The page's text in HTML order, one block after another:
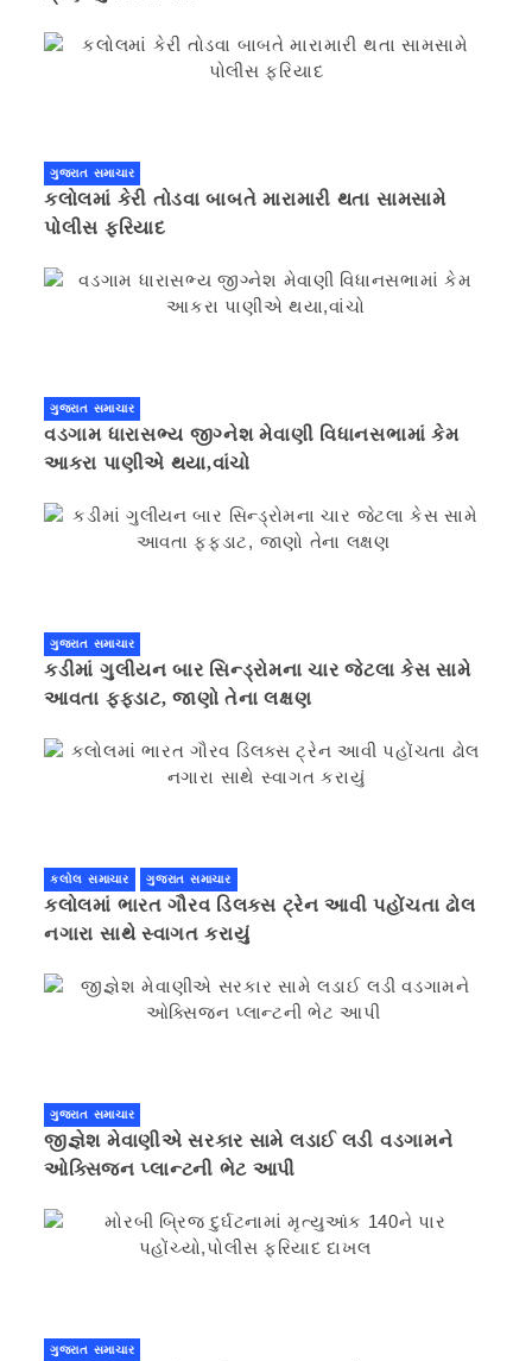
ગુજરાત સમાચાર
કલોલમાં કેરી તોડવા બાબતે મારામારી થતા સામસામે
પોલીસ ફરિયાદ
ગુજરાત સમાચાર
વડગામ ધારાસભ્ય જીગ્નેશ મેવાણી વિધાનસભામાં કેમ
આકરા પાણીએ થયા,વાંચો
ગુજરાત સમાચાર
કડીમાં ગુલીયન બાર સિન્ડ્રોમના ચાર જેટલા કેસ સામે
આવતા ફફડાટ, જાણો તેના લક્ષણ
કલોલ સમાચાર ગુજરાત સમાચાર
કલોલમાં ભારત ગૌરવ ડિલક્સ ટ્રેન આવી પહોંચતા ઢોલ
નગારા સાથે સ્વાગત કરાયું
ગુજરાત સમાચાર
જીજ્ઞેશ મેવાણીએ સરકાર સામે લડાઈ લડી વડગામને
ઓક્સિજન પ્લાન્ટની ભેટ આપી
ગુજરાત સમાચાર